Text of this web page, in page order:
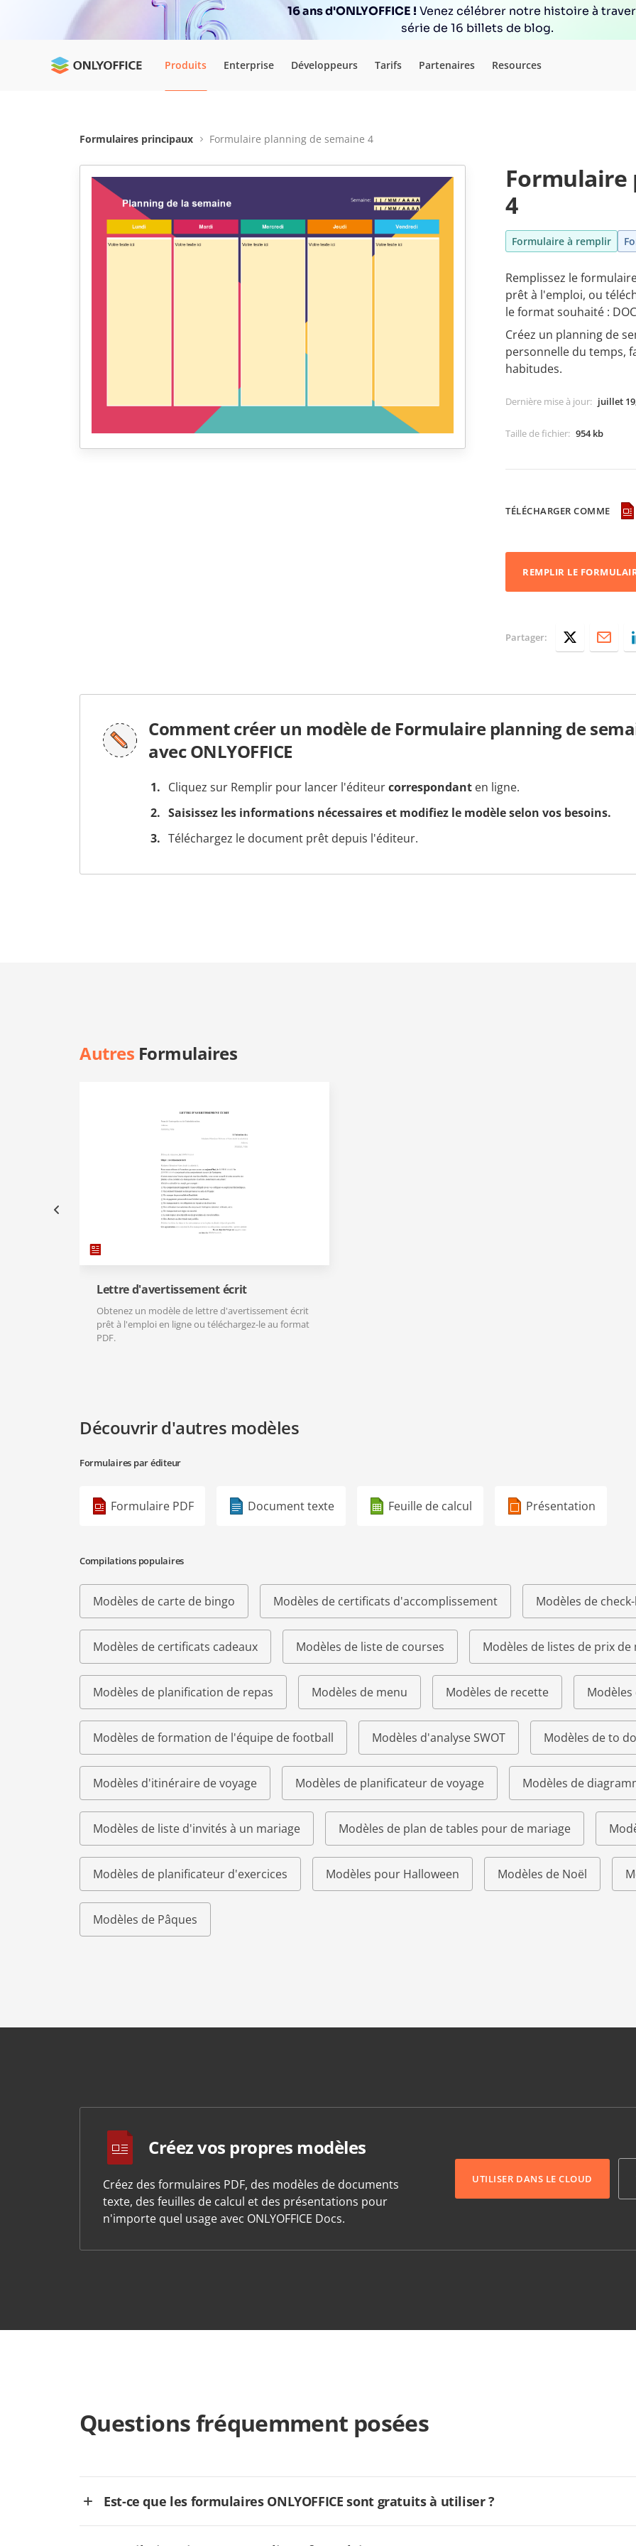
16 ans d'ONLYOFFICE ! Venez célébrer notre histoire à
série de 16 billets de blog.
Produits Enterprise Développeurs Tarifs Partenaires Resources
Formulaires principaux Formulaire planning de semaine 4
Formulaire
4
Formulaire à remplir
Remplissez le
prêt à l'emploi, ou
le format souhaité :
Créez un planning de
personnelle du temps,
habitudes.
Dernière mise à jour: juillet
Taille de fichier: 954 kb
TÉLÉCHARGER COMME
REMPLIR LE
Partager:
Comment créer un modèle de Formulaire planning de
avec ONLYOFFICE
Cliquez sur Remplir pour lancer l'éditeurcorrespondant en ligne.
Saisissez les informations nécessaires et modifiez le modèle selon vos besoins.
Téléchargez le document prêt depuis l'éditeur.
Autres Formulaires
Lettre d'avertissement écrit
Obtenez un modèle de lettre d'avertissement écrit
prêt à l'emploi en ligne ou téléchargez-le au format
PDF.
Découvrir d'autres modèles
Formulaires par éditeur
Formulaire PDF Document texte Feuille de calcul Présentation
Compilations populaires
Modèles de carte de bingo Modèles de certificats d'accomplissement Modèles de
Modèles de certificats cadeaux Modèles de liste de courses Modèles de listes de prix de
Modèles de planification de repas Modèles de menu Modèles de recette Modèles
Modèles de formation de l'équipe de football Modèles d'analyse SWOT Modèles de to
Modèles d'itinéraire de voyage Modèles de planificateur de voyage Modèles de
Modèles de liste d'invités à un mariage Modèles de plan de tables pour de mariage
Modèles de planificateur d'exercices Modèles pour Halloween Modèles de Noël
Modèles de Pâques
Créez vos propres modèles
Créez des formulaires PDF, des modèles de documents
texte, des feuilles de calcul et des présentations pour
n'importe quel usage avec ONLYOFFICE Docs.
UTILISER DANS LE CLOUD
Questions fréquemment posées
Est-ce que les formulaires ONLYOFFICE sont gratuits à utiliser ?